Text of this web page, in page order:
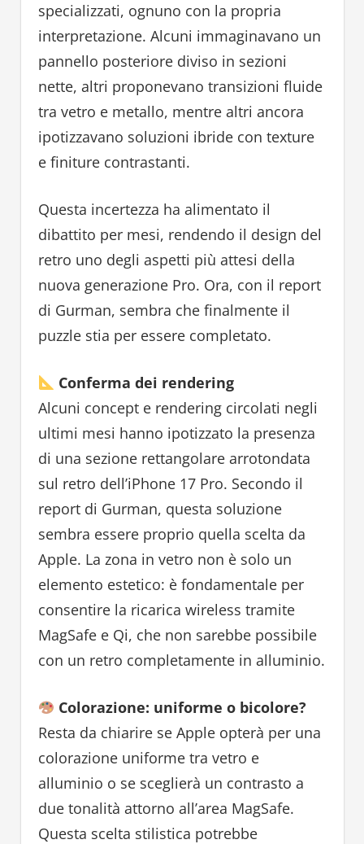
specializzati, ognuno con la propria
interpretazione. Alcuni immaginavano un
pannello posteriore diviso in sezioni
nette, altri proponevano transizioni fluide
tra vetro e metallo, mentre altri ancora
ipotizzavano soluzioni ibride con texture
e finiture contrastanti.
Questa incertezza ha alimentato il
dibattito per mesi, rendendo il design del
retro uno degli aspetti più attesi della
nuova generazione Pro. Ora, con il report
di Gurman, sembra che finalmente il
puzzle stia per essere completato.
Conferma dei rendering
Alcuni concept e rendering circolati negli
ultimi mesi hanno ipotizzato la presenza
di una sezione rettangolare arrotondata
sul retro dell’iPhone 17 Pro. Secondo il
report di Gurman, questa soluzione
sembra essere proprio quella scelta da
Apple. La zona in vetro non è solo un
elemento estetico: è fondamentale per
consentire la ricarica wireless tramite
MagSafe e Qi, che non sarebbe possibile
con un retro completamente in alluminio.
Colorazione: uniforme o bicolore?
Resta da chiarire se Apple opterà per una
colorazione uniforme tra vetro e
alluminio o se sceglierà un contrasto a
due tonalità attorno all’area MagSafe.
Questa scelta stilistica potrebbe